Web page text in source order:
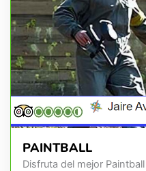
PAINTBALL
Disfruta del mejor